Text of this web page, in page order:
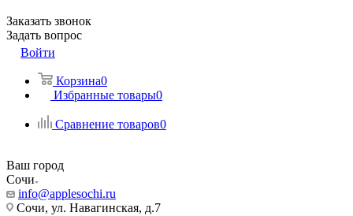
Заказать звонок
Задать вопрос
Войти
Корзина0
Избранные товары0
Сравнение товаров0
Ваш город
Сочи
info@applesochi.ru
Сочи, ул. Навагинская, д.7